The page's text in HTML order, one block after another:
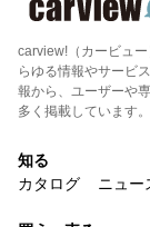
carview!（カービュ
らゆる情報やサービ
報から、ユーザーや
多く掲載しています。
知る
カタログ
ニュー